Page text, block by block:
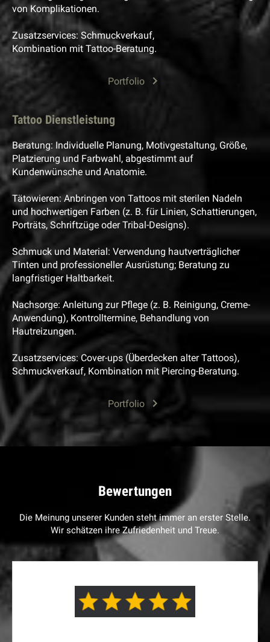
von Komplikationen.
Zusatzservices: Schmuckverkauf,
Kombination mit Tattoo-Beratung.
Portfolio
Tattoo Dienstleistung
Beratung: Individuelle Planung, Motivgestaltung, Größe,
Platzierung und Farbwahl, abgestimmt auf
Kundenwünsche und Anatomie.
Tätowieren: Anbringen von Tattoos mit sterilen Nadeln
und hochwertigen Farben (z. B. für Linien, Schattierungen,
Porträts, Schriftzüge oder Tribal-Designs).
Schmuck und Material: Verwendung hautverträglicher
Tinten und professioneller Ausrüstung; Beratung zu
langfristiger Haltbarkeit.
Nachsorge: Anleitung zur Pflege (z. B. Reinigung, Creme-
Anwendung), Kontrolltermine, Behandlung von
Hautreizungen.
Zusatzservices: Cover-ups (Überdecken alter Tattoos),
Schmuckverkauf, Kombination mit Piercing-Beratung.
Portfolio
Bewertungen
Die Meinung unserer Kunden steht immer an erster Stelle.
Wir schätzen ihre Zufriedenheit und Treue.